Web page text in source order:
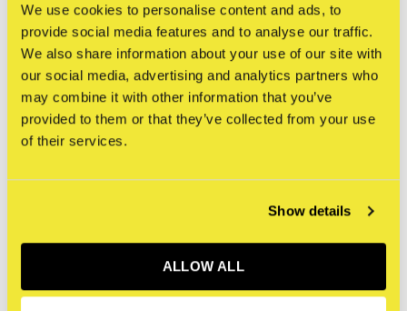
We use cookies to personalise content and ads, to
provide social media features and to analyse our traffic.
We also share information about your use of our site with
our social media, advertising and analytics partners who
may combine it with other information that you’ve
provided to them or that they’ve collected from your use
of their services.
Show details
ALLOW ALL
verpakking en behandeling, gespecialiseerd transport en in
sommige gevallen verzekering. Daarom zijn de volgende
bepalingen van toepassing:
Dit kunstwerk komt niet in aanmerking voor 'free
verzend- en verwerkingskosten worden berekend
nadat de aankoop is voltooid, wij nemen contact met
Dit kunstwerk is uitgesloten van enige kortingen
(kortingscodes, membership, etc.).